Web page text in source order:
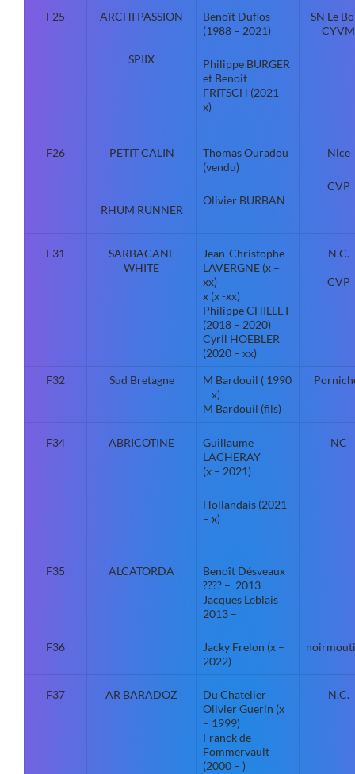
F25 ARCHI PASSION
SPIIX
Benoît Duflos
(1988 – 2021)
Philippe BURGER
et Benoit
FRITSCH (2021 –
x)
SN Le
CYVM
F26 PETIT CALIN
RHUM RUNNER
Thomas Ouradou
(vendu)
Olivier BURBAN
Nice
CVP
F31
SARBACANE
WHITE
Jean-Christophe
LAVERGNE (x –
xx)
x (x -xx)
Philippe CHILLET
(2018 – 2020)
Cyril HOEBLER
(2020 – xx)
N.C.
CVP
F32 Sud Bretagne
M Bardouil ( 1990
– x)
M Bardouil (fils)
F34 ABRICOTINE
Guillaume
LACHERAY
(x – 2021)
Hollandais (2021
– x)
NC
F35 ALCATORDA
Benoît Désveaux
???? – 2013
Jacques Leblais
2013 –
F36
Jacky Frelon (x –
2022)
F37 AR BARADOZ
Du Chatelier
Olivier Guerin (x
– 1999)
Franck de
Fommervault
(2000 – )
N.C.